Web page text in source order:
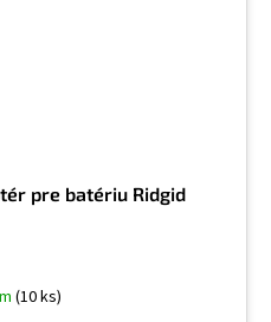
pre batériu Ridgid
(10 ks)